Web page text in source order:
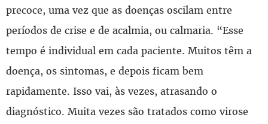
precoce, uma vez que as doenças oscilam entre
períodos de crise e de acalmia, ou calmaria. “Esse
tempo é individual em cada paciente. Muitos têm a
doença, os sintomas, e depois ficam bem
rapidamente. Isso vai, às vezes, atrasando o
diagnóstico. Muita vezes são tratados como virose